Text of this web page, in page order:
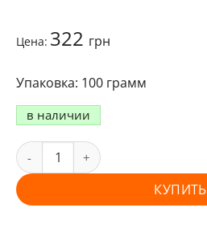
Цена: 322 грн
100 грамм
в наличии
КУПИТЬ